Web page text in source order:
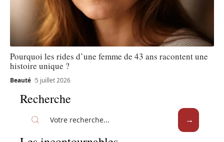
Pourquoi les rides d’une femme de 43 ans racontent une
histoire unique ?
Beauté 5 juillet 2026
Recherche